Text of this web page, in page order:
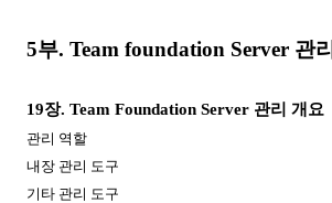
5부. Team foundation Server 관리
19장. Team Foundation Server 관리 개요
관리 역할
내장 관리 도구
기타 관리 도구